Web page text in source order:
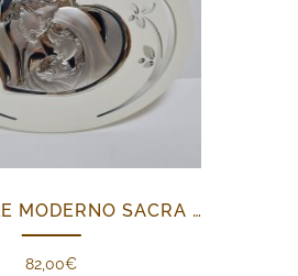
CAPEZZALE MODERNO SACRA FAMIGLIA
82,00€